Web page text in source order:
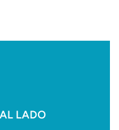
LADO